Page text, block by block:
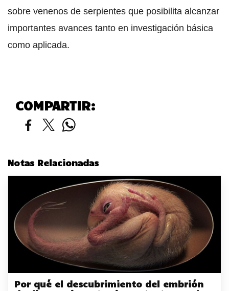
sobre venenos de serpientes que posibilita alcanzar
importantes avances tanto en investigación básica
como aplicada.
COMPARTIR:
Notas Relacionadas
Por qué el descubrimiento del embrión